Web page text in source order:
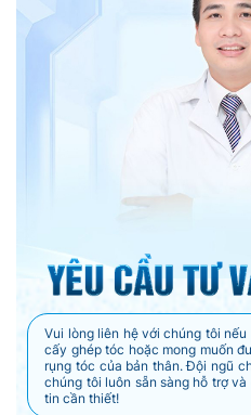
Vui lòng liên hệ với chúng tôi
cấy ghép tóc hoặc mong muốn
rụng tóc của bản thân. Đội ngũ
chúng tôi luôn sẵn sàng hỗ trợ
tin cần thiết!